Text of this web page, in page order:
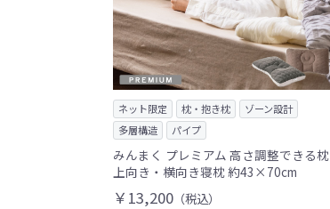
ネット限定 枕・抱き枕
ゾーン設計
多層構造
パイプ
みんまく プレミアム 高さ調整できる枕
上向き・横向き寝枕 約43×70cm
￥13,200 （税込）